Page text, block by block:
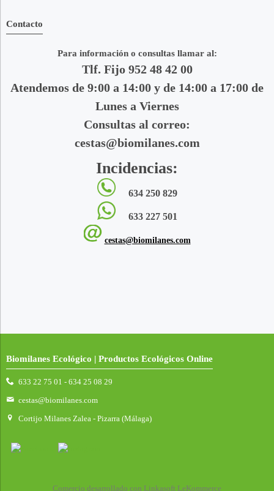
Contacto
Para información o consultas llamar al:
Tlf. Fijo 952 48 42 00
Atendemos de 9:00 a 14:00 y de 14:00 a 17:00 de
Lunes a Viernes
Consultas al correo:
cestas@biomilanes.com
Incidencias:
634 250 829
633 227 501
cestas@biomilanes.com
Biomilanes Ecológico | Productos Ecológicos Online
633 22 75 01 - 634 25 08 29
cestas@biomilanes.com
Cortijo Milanes Zalea - Pizarra (Málaga)
Comercio desarrollado con Linkasoft LeKommerce